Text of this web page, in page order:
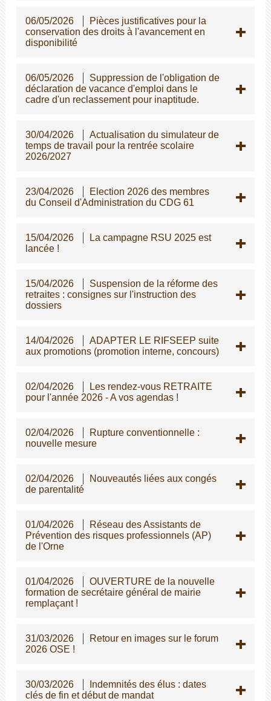
06/05/2026
Pièces justificatives pour la
conservation des droits à l'avancement en
disponibilité
06/05/2026
Suppression de l'obligation de
déclaration de vacance d'emploi dans le
cadre d'un reclassement pour inaptitude.
30/04/2026
Actualisation du simulateur de
temps de travail pour la rentrée scolaire
2026/2027
23/04/2026
Election 2026 des membres
du Conseil d'Administration du CDG 61
15/04/2026
La campagne RSU 2025 est
lancée !
15/04/2026
Suspension de la réforme des
retraites : consignes sur l'instruction des
dossiers
14/04/2026
ADAPTER LE RIFSEEP suite
aux promotions (promotion interne, concours)
02/04/2026
Les rendez-vous RETRAITE
pour l'année 2026 - A vos agendas !
02/04/2026
Rupture conventionnelle :
nouvelle mesure
02/04/2026
Nouveautés liées aux congés
de parentalité
01/04/2026
Réseau des Assistants de
Prévention des risques professionnels (AP)
de l'Orne
01/04/2026
OUVERTURE de la nouvelle
formation de secrétaire général de mairie
remplaçant !
31/03/2026
Retour en images sur le forum
2026 OSE !
30/03/2026
Indemnités des élus : dates
clés de fin et début de mandat